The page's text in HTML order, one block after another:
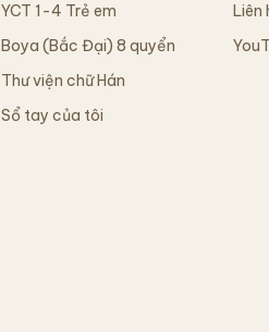
YCT 1-4 Trẻ em
Boya (Bắc Đại) 8 quyển
Thư viện chữ Hán
Sổ tay của tôi
Liên